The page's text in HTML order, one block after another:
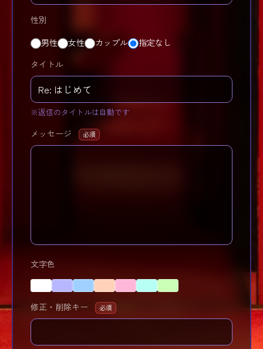
性別
男性 女性 カップル 指定なし
タイトル
※返信のタイトルは自動です
メッセージ 必須
文字色
修正・削除キー 必須